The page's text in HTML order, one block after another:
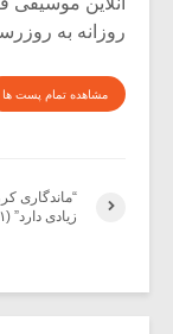
روزانه به
مشاهده تمام پست ها
“ماندگاری
زیادی دارد” (۱)